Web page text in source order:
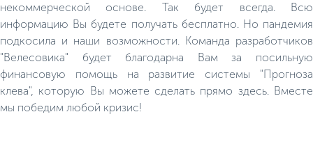
некоммерческой основе. Так будет всегда. Всю
информацию Вы будете получать бесплатно. Но пандемия
подкосила и наши возможности. Команда разработчиков
"Велесовика" будет благодарна Вам за посильную
финансовую помощь на развитие системы "Прогноза
клева", которую Вы можете сделать прямо здесь. Вместе
мы победим любой кризис!